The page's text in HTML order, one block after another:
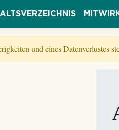
und eines Datenverlustes